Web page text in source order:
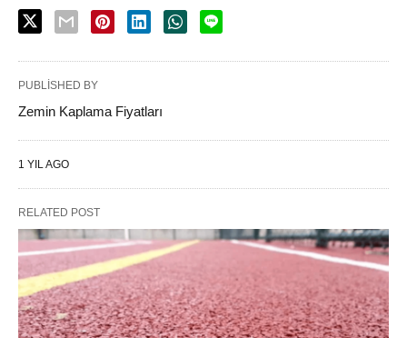
PUBLISHED BY
Zemin Kaplama Fiyatları
1 YIL AGO
RELATED POST